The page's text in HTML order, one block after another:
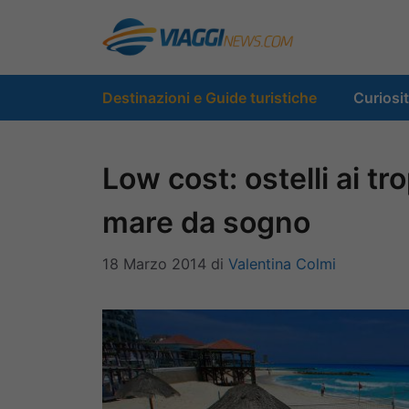
contenuto
Destinazioni e Guide turistiche
Low cost: ostelli ai
mare da sogno
18 Marzo 2014 di Valentina Colmi